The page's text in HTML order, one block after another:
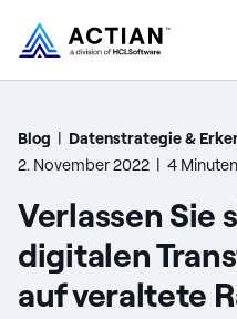
Produkte
Kunden
Unternehmen
Blog | Datenstrategie &
2. November 2022 | 4
Verlassen Sie
digitalen
auf veraltete